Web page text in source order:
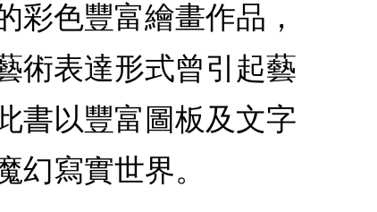
彩色豐富繪畫作品，
術表達形式曾引起藝
書以豐富圖板及文字
寫實世界。